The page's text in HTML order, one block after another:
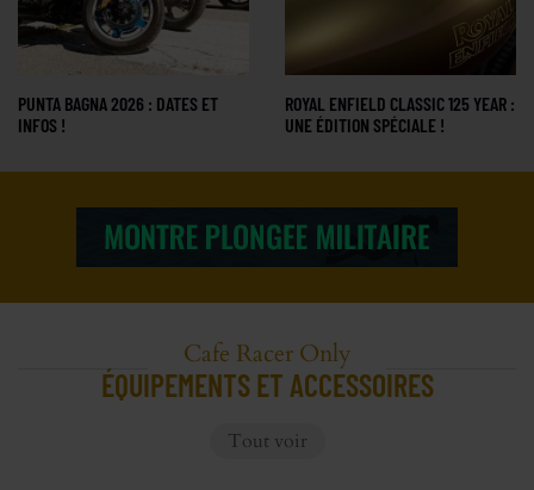
PUNTA BAGNA 2026 : DATES ET
INFOS !
ROYAL ENFIELD CLASSIC 125 YEAR :
UNE ÉDITION SPÉCIALE !
Cafe Racer Only
ÉQUIPEMENTS ET ACCESSOIRES
Tout voir